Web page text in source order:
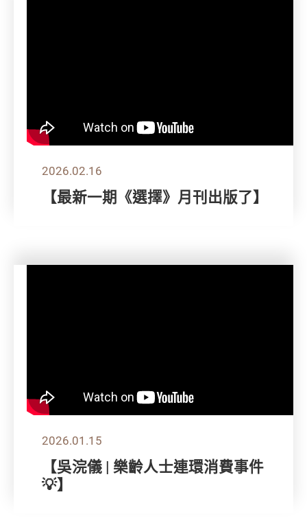
2026.02.16
【最新一期《選擇》月刊出版了】
2026.01.15
【吳浣儀 | 樂齡人士連環消費事件
💡】